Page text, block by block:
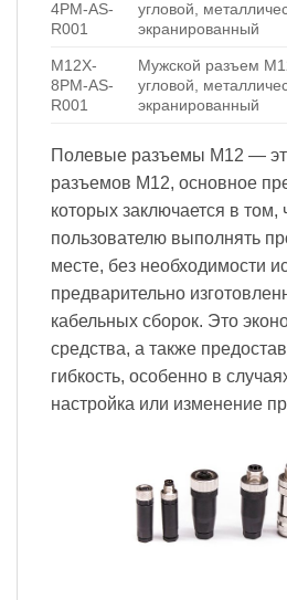
4PM-AS-
R001
угловой,
экранированный
M12X-
8PM-AS-
R001
Мужской разъем
угловой,
экранированный
Полевые разъемы M12 —
разъемов M12, основное
которых заключается в том,
пользователю выполнять
месте, без необходимости
предварительно
кабельных сборок. Это
средства, а также
гибкость, особенно в
настройка или изменение